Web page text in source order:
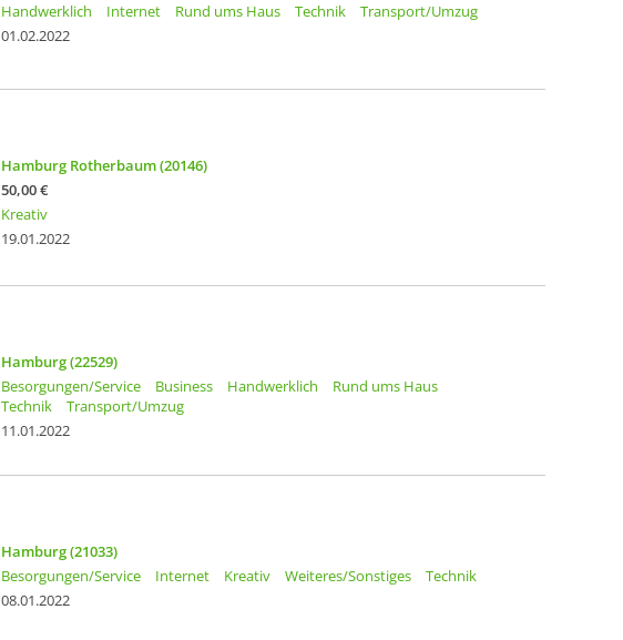
Handwerklich Internet Rund ums Haus Technik
Transport/Umzug
01.02.2022
Hamburg Rotherbaum (20146)
50,00 €
Kreativ
19.01.2022
Hamburg (22529)
Besorgungen/Service Business Handwerklich
Rund ums Haus
Technik
Transport/Umzug
11.01.2022
Hamburg (21033)
Besorgungen/Service Internet Kreativ Weiteres/Sonstiges
Technik
08.01.2022